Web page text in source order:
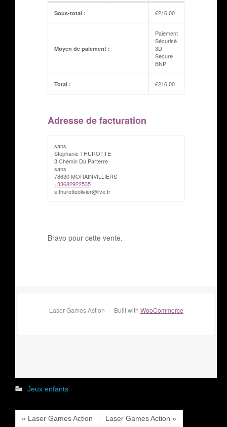
Sous-total : €216,00
Moyen de paiement :
Paiement
Sécurisé
3D
Secure
BNP
Total : €216,00
Adresse de facturation
sans
Stephanie THUROTTE
3 Chemin Du Parterre
sans
78630 MORAINVILLIERS
+33682922535
s.thurotteolivier@live.fr
Bravo pour cette vente.
Laser Games Action — Built with WooCommerce
Jeux enfants
« Laser Games Action Laser Games Action »